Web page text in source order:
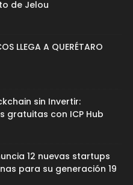
de Jelou
LLEGA A QUERÉTARO
sin Invertir:
gratuitas con ICP Hub
12 nuevas startups
para su generación 19